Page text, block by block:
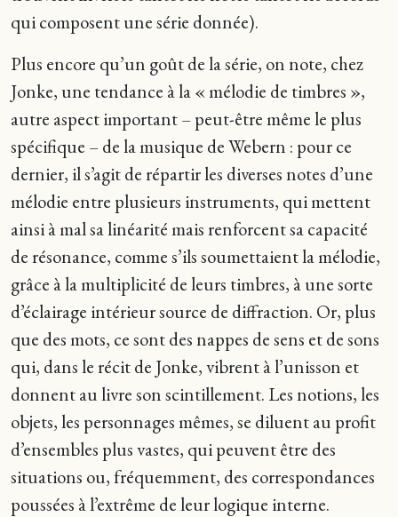
qui composent une série donnée).
Plus encore qu’un goût de la série, on note, chez
Jonke, une tendance à la « mélodie de timbres »,
autre aspect important – peut-être même le plus
spécifique – de la musique de Webern : pour ce
dernier, il s’agit de répartir les diverses notes d’une
mélodie entre plusieurs instruments, qui mettent
ainsi à mal sa linéarité mais renforcent sa capacité
de résonance, comme s’ils soumettaient la mélodie,
grâce à la multiplicité de leurs timbres, à une sorte
d’éclairage intérieur source de diffraction. Or, plus
que des mots, ce sont des nappes de sens et de sons
qui, dans le récit de Jonke, vibrent à l’unisson et
donnent au livre son scintillement. Les notions, les
objets, les personnages mêmes, se diluent au profit
d’ensembles plus vastes, qui peuvent être des
situations ou, fréquemment, des correspondances
poussées à l’extrême de leur logique interne.